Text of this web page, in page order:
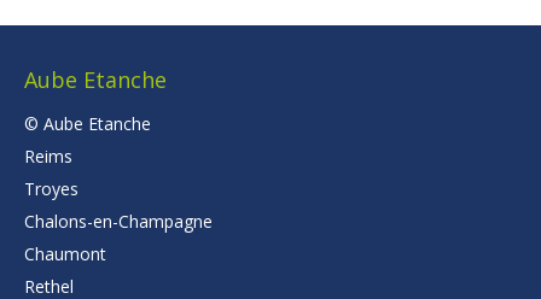
Aube Etanche
© Aube Etanche
Reims
Troyes
Chalons-en-Champagne
Chaumont
Rethel